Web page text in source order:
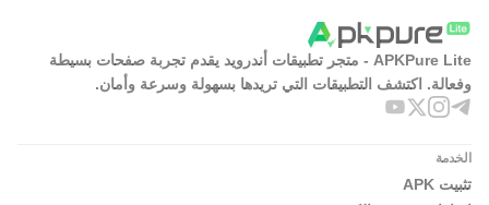
APKPure Lite - متجر تطبيقات أندرويد يقدم تجربة صفحات بسيطة
وفعالة. اكتشف التطبيقات التي تريدها بسهولة وسرعة وأمان.
الخدمة
تثبيت APK